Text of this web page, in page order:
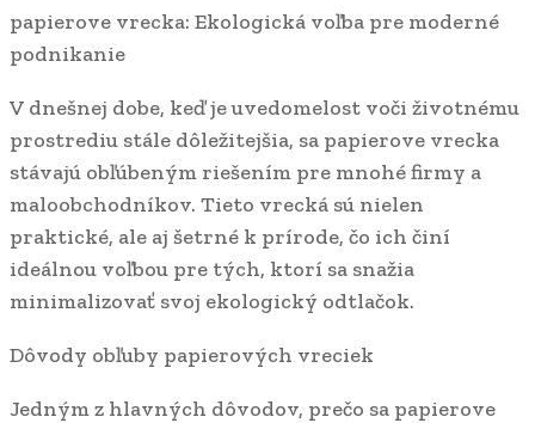
papierove vrecka: Ekologická voľba pre moderné
podnikanie
V dnešnej dobe, keď je uvedomelost voči životnému
prostrediu stále dôležitejšia, sa papierove vrecka
stávajú obľúbeným riešením pre mnohé firmy a
maloobchodníkov. Tieto vrecká sú nielen
praktické, ale aj šetrné k prírode, čo ich činí
ideálnou voľbou pre tých, ktorí sa snažia
minimalizovať svoj ekologický odtlačok.
Dôvody obľuby papierových vreciek
Jedným z hlavných dôvodov, prečo sa papierove